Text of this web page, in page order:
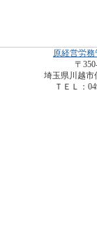
原経営労
〒
埼玉県川越市
ＴＥＬ：